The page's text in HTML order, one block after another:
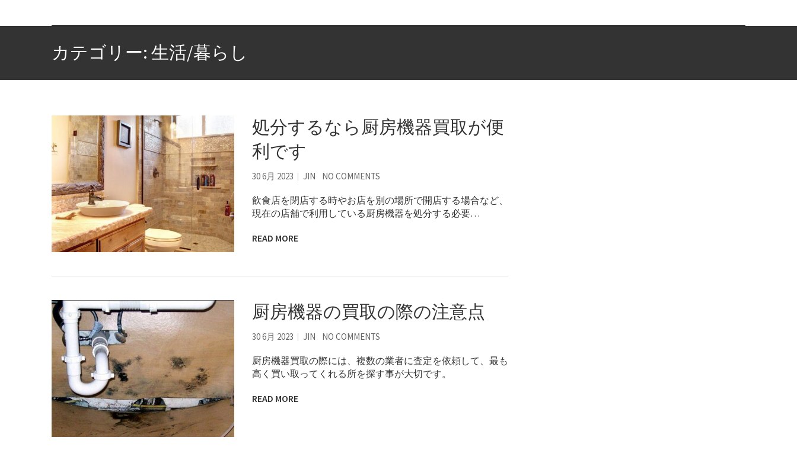
カテゴリー: 生活/暮らし
処分するなら厨房機器買取が便
利です
30 6月 2023 JIN NO COMMENTS
飲食店を閉店する時やお店を別の場所で開店する場合など、
現在の店舗で利用している厨房機器を処分する必要…
READ MORE
厨房機器の買取の際の注意点
30 6月 2023 JIN NO COMMENTS
厨房機器買取の際には、複数の業者に査定を依頼して、最も
高く買い取ってくれる所を探す事が大切です。
READ MORE